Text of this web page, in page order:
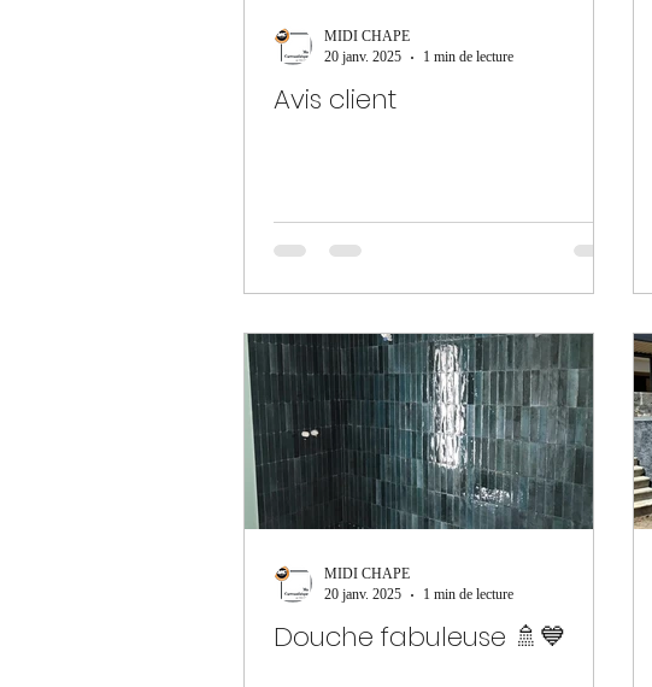
Avis client
MIDI CHAPE
20 janv. 2025
1 min de lecture
Douche fabuleuse 🚿💙
MIDI CHAPE
20 janv. 2025
1 min de lecture